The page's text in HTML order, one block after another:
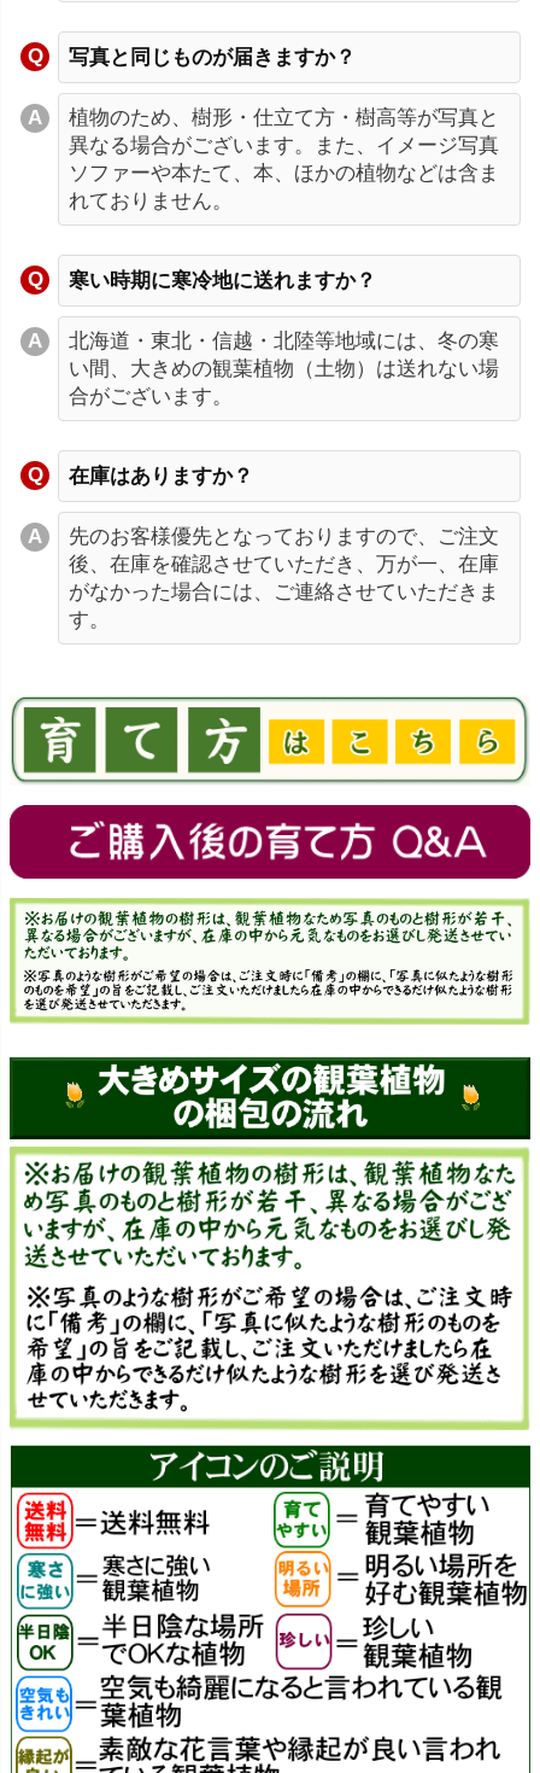
写真と同じものが届きますか？
植物のため、樹形・仕立て方・樹高等が写真と
異なる場合がございます。また、イメージ写真
ソファーや本たて、本、ほかの植物などは含ま
れておりません。
寒い時期に寒冷地に送れますか？
北海道・東北・信越・北陸等地域には、冬の寒
い間、大きめの観葉植物（土物）は送れない場
合がございます。
在庫はありますか？
先のお客様優先となっておりますので、ご注文
後、在庫を確認させていただき、万が一、在庫
がなかった場合には、ご連絡させていただきま
す。